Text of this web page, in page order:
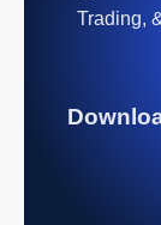
Trading,